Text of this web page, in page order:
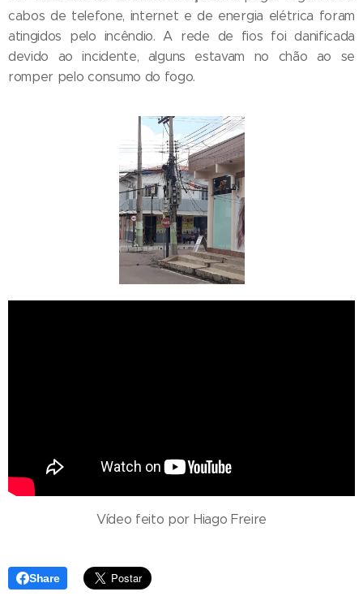
cabos de telefone, internet e de energia elétrica foram
atingidos pelo incêndio. A rede de fios foi danificada
devido ao incidente, alguns estavam no chão ao se
romper pelo consumo do fogo.
Vídeo feito por Hiago Freire
Share